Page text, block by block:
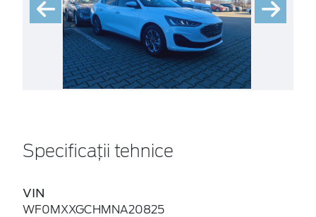
Specificații tehnice
VIN
WF0MXXGCHMNA20825